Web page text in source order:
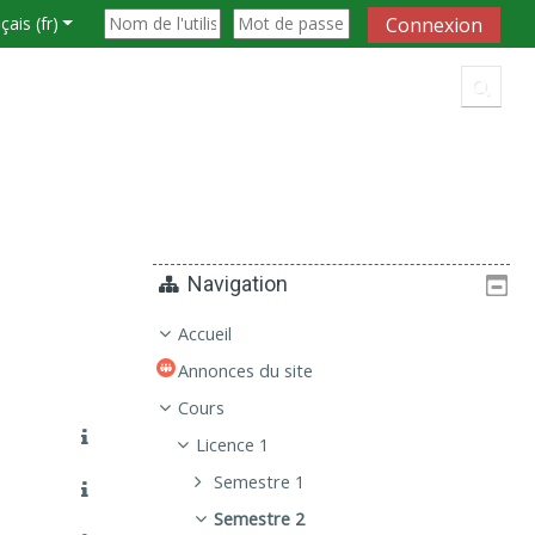
‎(fr)‎ Connexion
Navigation
Accueil
Annonces du site
Cours
Licence 1
Semestre 1
Semestre 2